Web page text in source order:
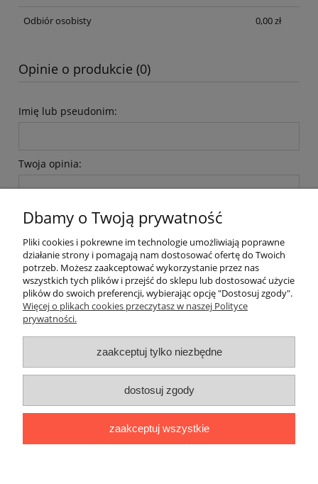
Odbiór osobisty 0,00 zł
Opinie o produkcie (0)
Imię lub pseudonim:
Twoja opinia:
Inteligentny dom ( POCKET HOME )
Promocje i transport gratis
Automatyka NOVATEK
Polityka prywatności
Zwroty i reklamacje
Promocyjne Ceny|Wiklinowa 24, 21-010 Łęczna (woj. lubelskie)|
Dbamy o Twoją prywatność
Pliki cookies i pokrewne im technologie umożliwiają poprawne
działanie strony i pomagają nam dostosować ofertę do Twoich
potrzeb. Możesz zaakceptować wykorzystanie przez nas
wszystkich tych plików i przejść do sklepu lub dostosować użycie
plików do swoich preferencji, wybierając opcję "Dostosuj zgody".
Więcej o plikach cookies przeczytasz w naszej Polityce
prywatności.
zaakceptuj tylko niezbędne
dostosuj zgody
zaakceptuj wszystkie